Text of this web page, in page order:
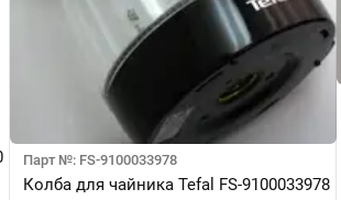
Парт №: FS-9100033978
Колба для чайника Tefal FS-9100033978